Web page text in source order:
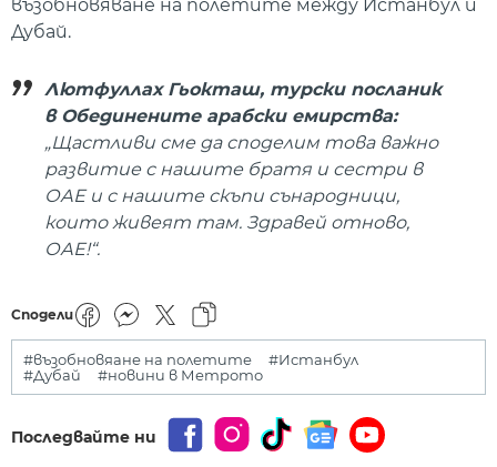
възобновяване на полетите между Истанбул и
Дубай.
Лютфуллах Гьокташ, турски посланик
в Обединените арабски емирства:
„Щастливи сме да споделим това важно
развитие с нашите братя и сестри в
ОАЕ и с нашите скъпи сънародници,
които живеят там. Здравей отново,
ОАЕ!“.
Сподели
#възобновяане на полетите
#Истанбул
#Дубай
#новини в Метрото
Последвайте ни